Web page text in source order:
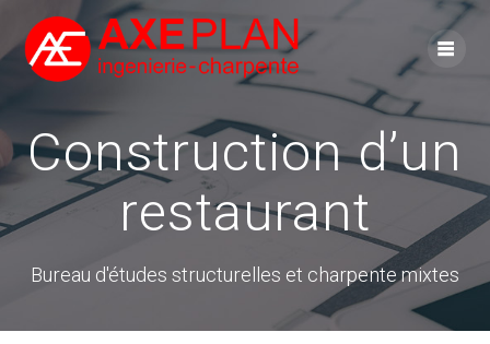
to
content
Construction d’un
restaurant
Bureau d'études structurelles et charpente mixtes